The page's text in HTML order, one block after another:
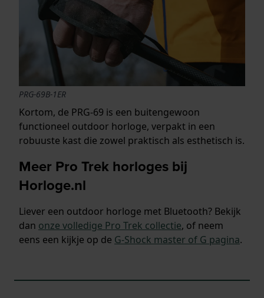
PRG-69B-1ER
Kortom, de PRG-69 is een buitengewoon
functioneel outdoor horloge, verpakt in een
robuuste kast die zowel praktisch als esthetisch is.
Meer Pro Trek horloges bij
Horloge.nl
Liever een outdoor horloge met Bluetooth? Bekijk
dan onze volledige Pro Trek collectie, of neem
eens een kijkje op de G-Shock master of G pagina.